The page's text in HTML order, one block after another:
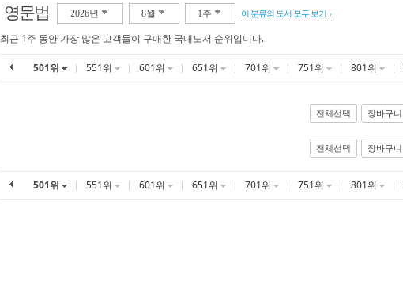
영문법 2026년 8월 1주 이 분류의 도서 모두 보기
최근 1주 동안 가장 많은 고객들이 구매한 국내도서 순위입니다.
501위 551위 601위 651위 701위 751위 801위
전체선택 장바구
전체선택 장바구
501위 551위 601위 651위 701위 751위 801위